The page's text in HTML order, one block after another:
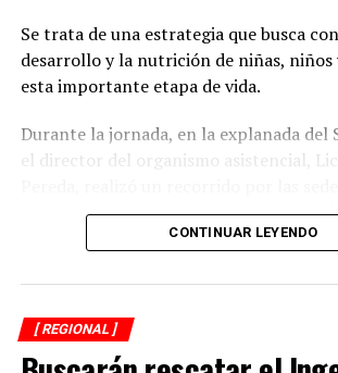
Se trata de una estrategia que busca
desarrollo y la nutrición de niñas, niños
esta importante etapa de vida.
Durante la jornada, en la explanada del
el director del organismo asistencial,
para supervisar las actividades
de Plan Alimentario, reconociendo el
beneficio a la población para fortalecer
y el desarrollo de las familias.
Asimismo, se informa a las personas
CONTINUAR LEYENDO
[ REGIONAL ]